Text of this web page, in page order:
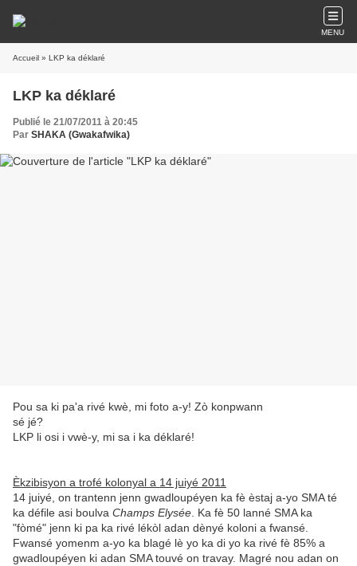
MENU
Accueil » LKP ka déklaré
LKP ka déklaré
Publié le 21/07/2011 à 20:45
Par SHAKA (Gwakafwika)
Pou sa ki pa'a rivé kwè, mi foto a-y! Zò konpwann
sé jé?
LKP li osi i vwè-y, mi sa i ka déklaré!
Èkzibisyon a trofé kolonyal a 14 juiyé 2011
14 juiyé, on trantenn jenn gwadloupéyen ka fè èstaj a-yo SMA té
ka défile asi boulva Champs Elysée . Ka fè 50 lanné SMA ka
"fòmé" jenn ki pa ka rivé lékòl adan dènyé koloni a fwansé.
Fwansé yomenm a-yo ka blagé lè yo ka di yo ka rivé fè 85% a
gwadloupéyen ki adan SMA touvé on travay. Magré nou adan on